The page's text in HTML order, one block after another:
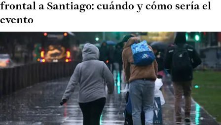
frontal a Santiago: cuándo y cómo sería el
evento